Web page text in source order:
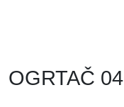
OGRTAČ 04